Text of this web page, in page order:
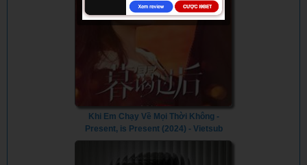
Khi Em Chạy Về Mọi Thời Không -
Present, is Present (2024) - Vietsub